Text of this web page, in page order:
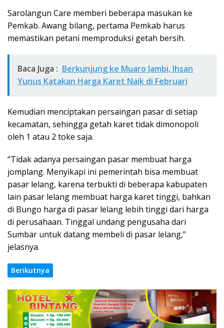
Sarolangun Care memberi beberapa masukan ke
Pemkab. Awang bilang, pertama Pemkab harus
memastikan petani memproduksi getah bersih.
Baca Juga : Berkunjung ke Muaro Jambi, Ihsan
Yunus Katakan Harga Karet Naik di Februari
Kemudian menciptakan persaingan pasar di setiap
kecamatan, sehingga getah karet tidak dimonopoli
oleh 1 atau 2 toke saja.
“Tidak adanya persaingan pasar membuat harga
jomplang. Menyikapi ini pemerintah bisa membuat
pasar lelang, karena terbukti di beberapa kabupaten
lain pasar lelang membuat harga karet tinggi, bahkan
di Bungo harga di pasar lelang lebih tinggi dari harga
di perusahaan. Tinggal undang pengusaha dari
Sumbar untuk datang membeli di pasar lelang,”
jelasnya.
Berikutnya